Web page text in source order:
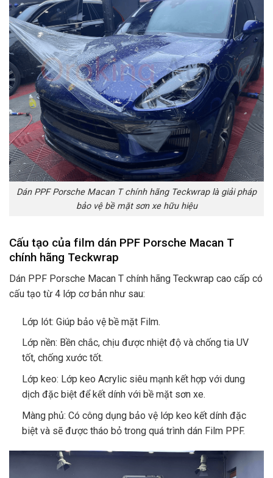
Dán PPF Porsche Macan T chính hãng Teckwrap là giải pháp
bảo vệ bề mặt sơn xe hữu hiệu
Cấu tạo của film dán PPF Porsche Macan T
chính hãng Teckwrap
Dán PPF Porsche Macan T chính hãng Teckwrap cao cấp có
cấu tạo từ 4 lớp cơ bản như sau:
Lớp lót: Giúp bảo vệ bề mặt Film.
Lớp nền: Bền chắc, chịu được nhiệt độ và chống tia UV
tốt, chống xước tốt.
Lớp keo: Lớp keo Acrylic siêu mạnh kết hợp với dung
dịch đặc biệt để kết dính với bề mặt sơn xe.
Màng phủ: Có công dụng bảo vệ lớp keo kết dính đặc
biệt và sẽ được tháo bỏ trong quá trình dán Film PPF.